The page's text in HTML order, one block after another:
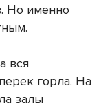
Но именно
вся
горла. На
залы